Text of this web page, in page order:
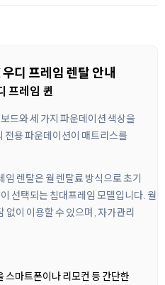
디 프레임 렌탈 안내
프레임 퀸
드와 세 가지 파운데이션 색상을
전용 파운데이션이 매트리스를
렌탈은 월 렌탈료 방식으로 초기
선택되는 침대프레임 모델입니다. 월
없이 이용할 수 있으며, 자가관리
마트폰이나 리모컨 등 간단한